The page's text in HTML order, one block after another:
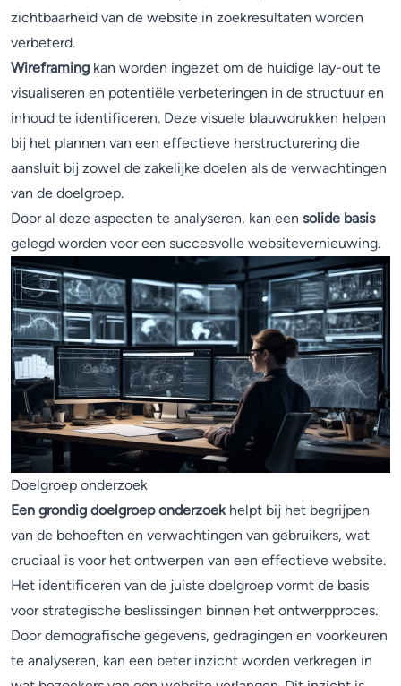
zichtbaarheid van de website in zoekresultaten worden
verbeterd.
Wireframing kan worden ingezet om de huidige lay-out te
visualiseren en potentiële verbeteringen in de structuur en
inhoud te identificeren. Deze visuele blauwdrukken helpen
bij het plannen van een effectieve herstructurering die
aansluit bij zowel de zakelijke doelen als de verwachtingen
van de doelgroep.
Door al deze aspecten te analyseren, kan een solide basis
gelegd worden voor een succesvolle websitevernieuwing.
Doelgroep onderzoek
Een grondig doelgroep onderzoekhelpt bij het begrijpen
van de behoeften en verwachtingen van gebruikers, wat
cruciaal is voor het ontwerpen van een effectieve website.
Het identificeren van de juiste doelgroep vormt de basis
voor strategische beslissingen binnen het ontwerpproces.
Door demografische gegevens, gedragingen en voorkeuren
te analyseren, kan een beter inzicht worden verkregen in